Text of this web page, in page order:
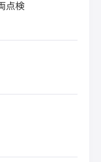
点検